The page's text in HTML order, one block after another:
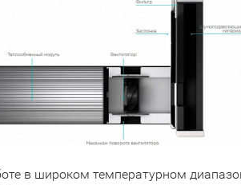
в широком температурном